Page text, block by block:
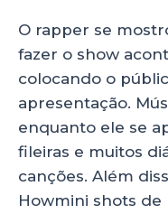
O rapper se
fazer o show
colocando o
apresentação.
enquanto ele se
fileiras e muitos
canções. Além
Howmini shots de